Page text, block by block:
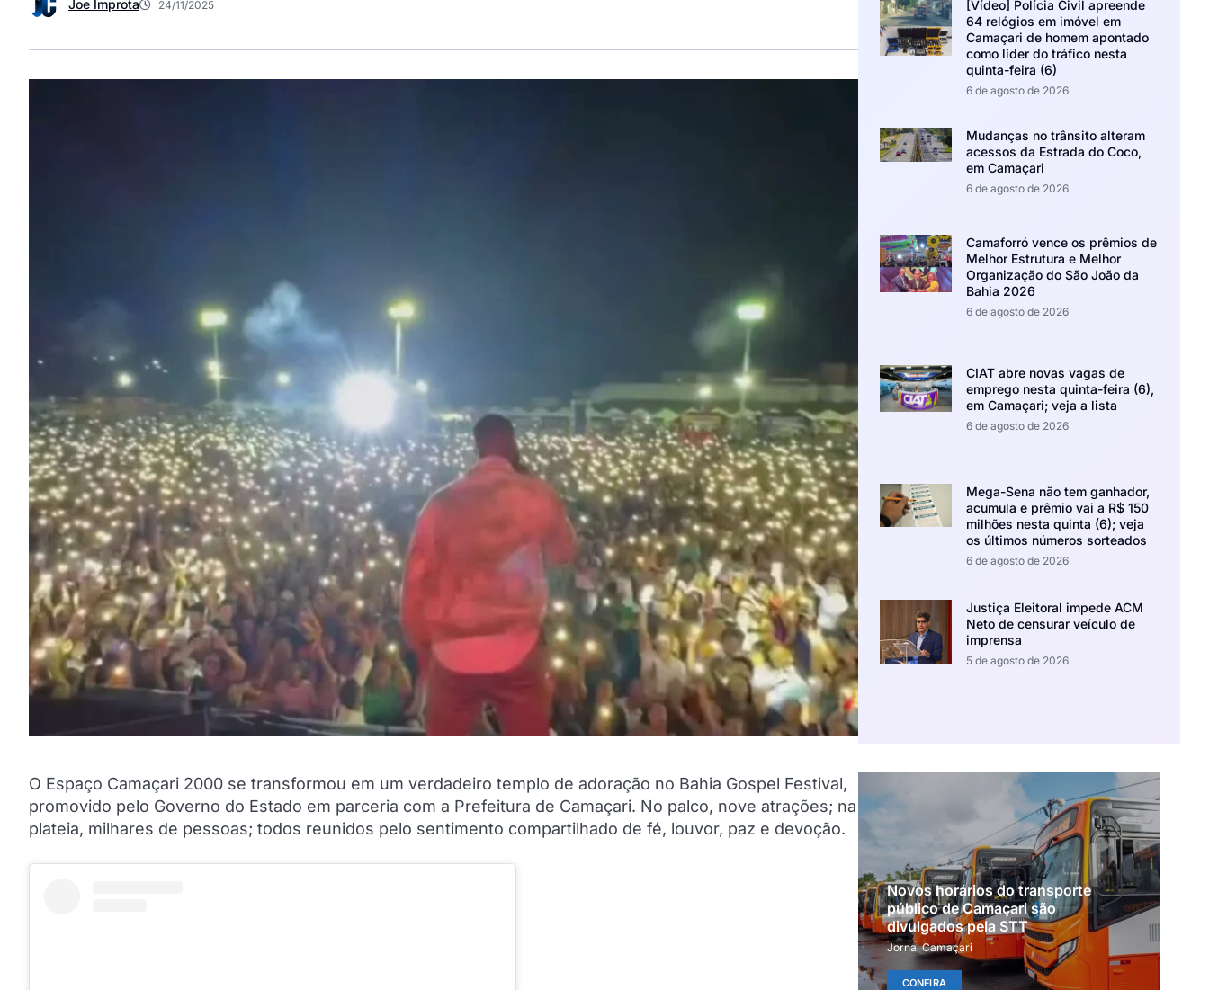
Joe Improta 24/11/2025
O Espaço Camaçari 2000 se transformou em um verdadeiro templo de adoração no Bahia Gospel Festival,
promovido pelo Governo do Estado em parceria com a Prefeitura de Camaçari. No palco, nove atrações; na
plateia, milhares de pessoas; todos reunidos pelo sentimento compartilhado de fé, louvor, paz e devoção.
[Vídeo] Polícia Civil apreende
64 relógios em imóvel em
Camaçari de homem apontado
como líder do tráfico nesta
quinta-feira (6)
6 de agosto de 2026
Mudanças no trânsito alteram
acessos da Estrada do Coco,
em Camaçari
6 de agosto de 2026
Camaforró vence os prêmios de
Melhor Estrutura e Melhor
Organização do São João da
Bahia 2026
6 de agosto de 2026
CIAT abre novas vagas de
emprego nesta quinta-feira (6),
em Camaçari; veja a lista
6 de agosto de 2026
Mega-Sena não tem ganhador,
acumula e prêmio vai a R$ 150
milhões nesta quinta (6); veja
os últimos números sorteados
6 de agosto de 2026
Justiça Eleitoral impede ACM
Neto de censurar veículo de
imprensa
5 de agosto de 2026
Novos horários do transporte
público de Camaçari são
divulgados pela STT
Jornal Camaçari
CONFIRA